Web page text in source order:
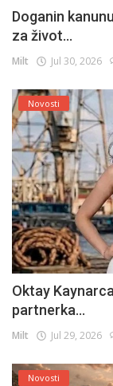
Doganin
za život...
Milt Jul 30, 2026
Novosti
Oktay
partnerka...
Milt Jul 29, 2026
Novosti